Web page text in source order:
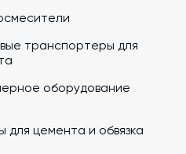
транспортеры для
оборудование
для цемента и обвязка